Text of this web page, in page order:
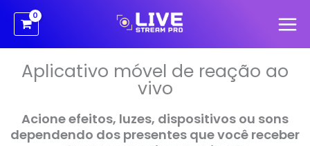
Aller
au
contenu
Aplicativo móvel de reação ao
vivo
Acione efeitos, luzes, dispositivos ou sons
dependendo dos presentes que você receber